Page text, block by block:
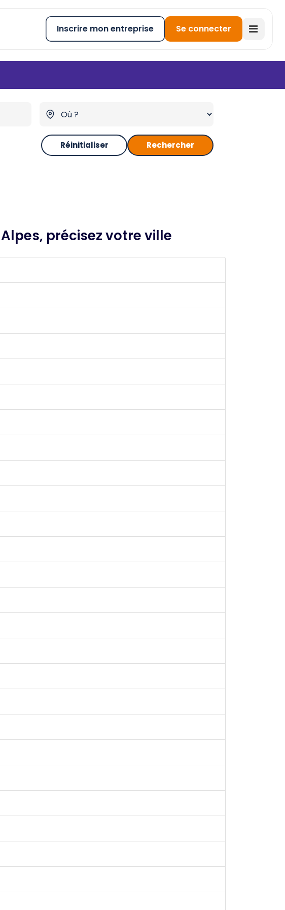
Inscrire mon entreprise Se connecter
Réinitialiser Rechercher
précisez votre ville